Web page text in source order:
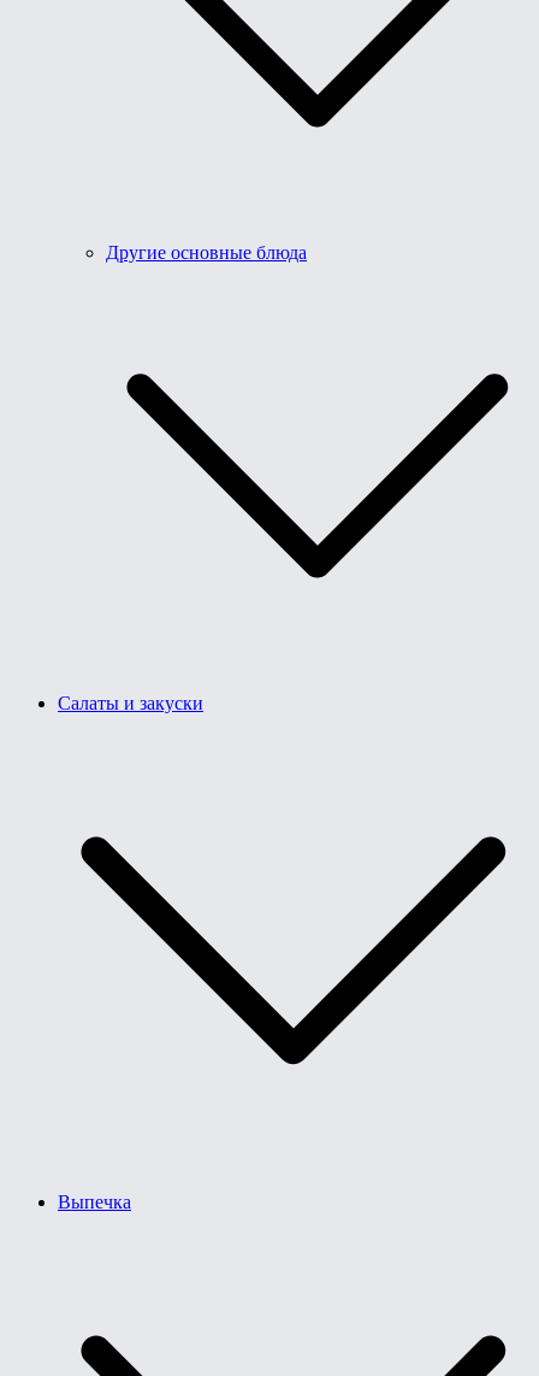
Другие основные блюда
Салаты и закуски
Выпечка